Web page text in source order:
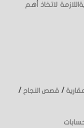
لاتخاذ أهم
/ قصص النجاح /